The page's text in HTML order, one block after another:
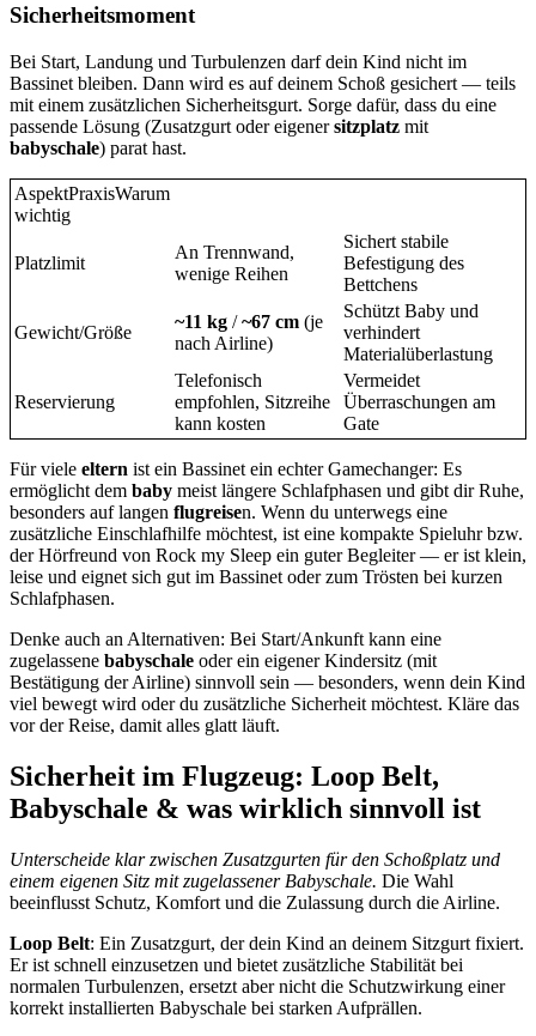
Sicherheitsmoment
Bei Start, Landung und Turbulenzen darf dein Kind nicht im
Bassinet bleiben. Dann wird es auf deinem Schoß gesichert — teils
mit einem zusätzlichen Sicherheitsgurt. Sorge dafür, dass du eine
passende Lösung (Zusatzgurt oder eigenersitzplatz mit
babyschale) parat hast.
AspektPraxisWarum
wichtig
Platzlimit
An Trennwand,
wenige Reihen
Sichert stabile
Befestigung des
Bettchens
Gewicht/Größe
~11 kg /~67 cm (je
nach Airline)
Schützt Baby und
verhindert
Materialüberlastung
Reservierung
Telefonisch
empfohlen, Sitzreihe
kann kosten
Vermeidet
Überraschungen am
Gate
Für viele eltern ist ein Bassinet ein echter Gamechanger: Es
ermöglicht dem baby meist längere Schlafphasen und gibt dir Ruhe,
besonders auf langen flugreisen. Wenn du unterwegs eine
zusätzliche Einschlafhilfe möchtest, ist eine kompakte Spieluhr bzw.
der Hörfreund von Rock my Sleep ein guter Begleiter — er ist klein,
leise und eignet sich gut im Bassinet oder zum Trösten bei kurzen
Schlafphasen.
Denke auch an Alternativen: Bei Start/Ankunft kann eine
zugelassene babyschale oder ein eigener Kindersitz (mit
Bestätigung der Airline) sinnvoll sein — besonders, wenn dein Kind
viel bewegt wird oder du zusätzliche Sicherheit möchtest. Kläre das
vor der Reise, damit alles glatt läuft.
Sicherheit im Flugzeug: Loop Belt,
Babyschale & was wirklich sinnvoll ist
Unterscheide klar zwischen Zusatzgurten für den Schoßplatz und
einem eigenen Sitz mit zugelassener Babyschale. Die Wahl
beeinflusst Schutz, Komfort und die Zulassung durch die Airline.
Loop Belt: Ein Zusatzgurt, der dein Kind an deinem Sitzgurt fixiert.
Er ist schnell einzusetzen und bietet zusätzliche Stabilität bei
normalen Turbulenzen, ersetzt aber nicht die Schutzwirkung einer
korrekt installierten Babyschale bei starken Aufprällen.